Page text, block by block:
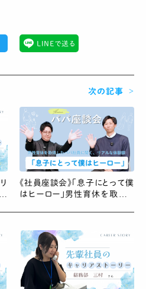
LINEで送る
次の記事
《社員座談会》「息子にとって僕
はヒーロー」男性育休を取得し